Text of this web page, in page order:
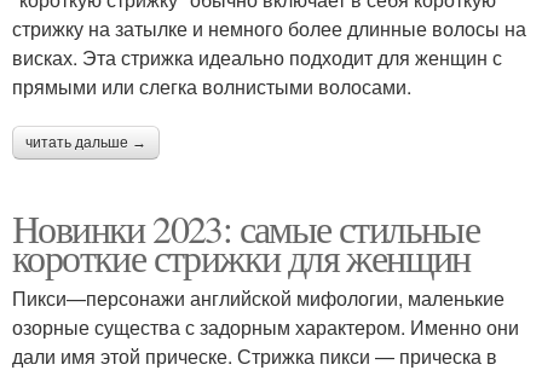
стрижку на затылке и немного более длинные волосы на
висках. Эта стрижка идеально подходит для женщин с
прямыми или слегка волнистыми волосами.
читать дальше →
Новинки 2023: самые стильные
короткие стрижки для женщин
Пикси—персонажи английской мифологии, маленькие
озорные существа с задорным характером. Именно они
дали имя этой прическе. Стрижка пикси — прическа в